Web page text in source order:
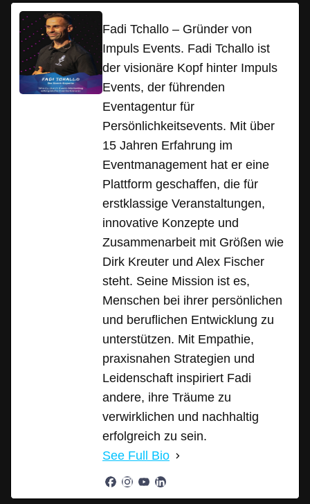
Fadi Tchallo – Gründer von
Impuls Events. Fadi Tchallo ist
der visionäre Kopf hinter Impuls
Events, der führenden
Eventagentur für
Persönlichkeitsevents. Mit über
15 Jahren Erfahrung im
Eventmanagement hat er eine
Plattform geschaffen, die für
erstklassige Veranstaltungen,
innovative Konzepte und
Zusammenarbeit mit Größen wie
Dirk Kreuter und Alex Fischer
steht. Seine Mission ist es,
Menschen bei ihrer persönlichen
und beruflichen Entwicklung zu
unterstützen. Mit Empathie,
praxisnahen Strategien und
Leidenschaft inspiriert Fadi
andere, ihre Träume zu
verwirklichen und nachhaltig
erfolgreich zu sein.
See Full Bio